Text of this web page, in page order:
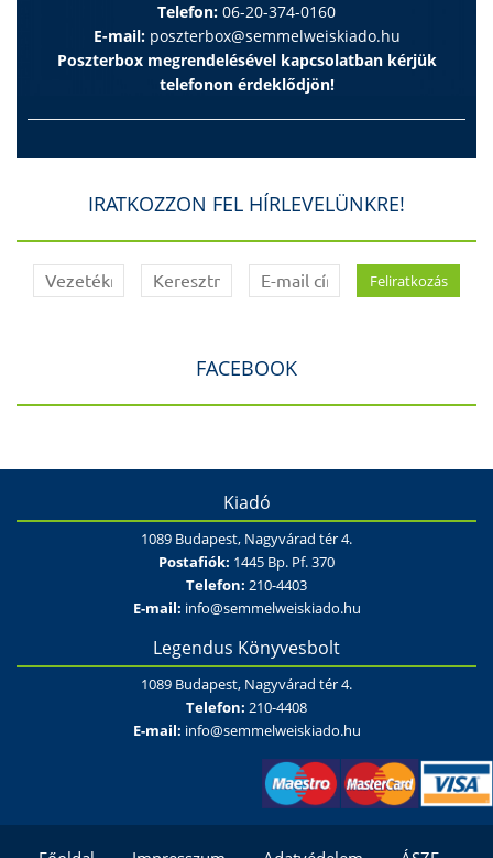
Telefon: 06-20-374-0160
E-mail: poszterbox@semmelweiskiado.hu
Poszterbox megrendelésével kapcsolatban kérjük
telefonon érdeklődjön!
IRATKOZZON FEL HÍRLEVELÜNKRE!
FACEBOOK
Kiadó
1089 Budapest, Nagyvárad tér 4.
Postafiók: 1445 Bp. Pf. 370
Telefon: 210-4403
E-mail: info@semmelweiskiado.hu
Legendus Könyvesbolt
1089 Budapest, Nagyvárad tér 4.
Telefon: 210-4408
E-mail: info@semmelweiskiado.hu